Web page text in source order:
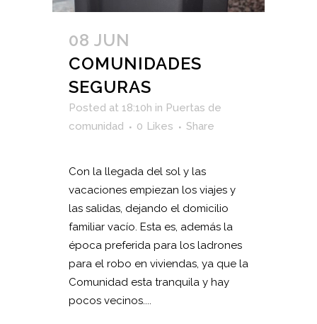
08 JUN
COMUNIDADES
SEGURAS
Posted at 18:10h in Puertas de
comunidad
0 Likes Share
Con la llegada del sol y las
vacaciones empiezan los viajes y
las salidas, dejando el domicilio
familiar vacío. Esta es, además la
época preferida para los ladrones
para el robo en viviendas, ya que la
Comunidad esta tranquila y hay
pocos vecinos....